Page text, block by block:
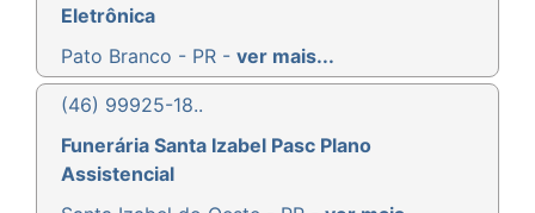
Eletrônica
Pato Branco - PR - ver mais...
(46) 99925-18..
Funerária Santa Izabel Pasc Plano
Assistencial